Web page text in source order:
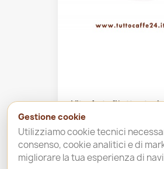
Vite Autofilettante
0,09 €
shopping_cart
Gestione cookie
Utilizziamo cookie tecnici
consenso, cookie analitici e di
migliorare la tua esperienza di